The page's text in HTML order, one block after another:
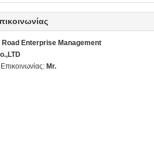
Road Enterprise Management
Mr.